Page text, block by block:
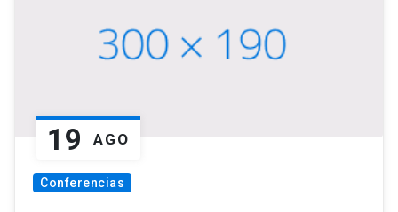
19 AGO
Conferencias